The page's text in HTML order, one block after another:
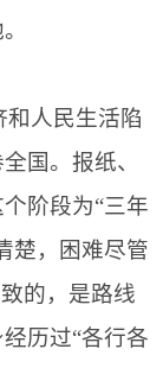
和人民生活陷
国。报纸、
阶段为“三年
楚，困难尽管
的，是路线
历过“各行各